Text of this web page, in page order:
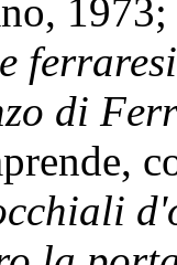
1973;
di